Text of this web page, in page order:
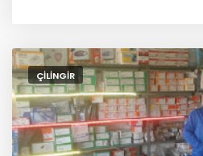
ÇILINGIR